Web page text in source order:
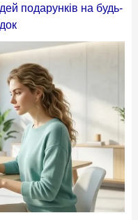
подарунків на будь-